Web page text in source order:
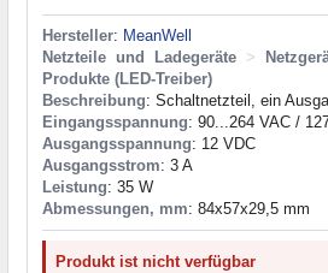
Hersteller: MeanWell
Netzteile und Ladegeräte
>
Produkte (LED-Treiber)
Beschreibung: Schaltnetzteil, ein
Eingangsspannung: 90...264 VAC /
Ausgangsspannung: 12 VDC
Ausgangsstrom: 3 A
Leistung: 35 W
Abmessungen, mm: 84x57x29,5 mm
Produkt ist nicht verfügbar